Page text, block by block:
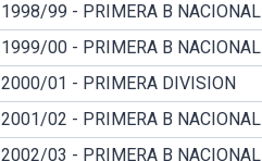
1998/99 - PRIMERA B NACIONAL
1999/00 - PRIMERA B NACIONAL
2000/01 - PRIMERA DIVISION
2001/02 - PRIMERA B NACIONAL
2002/03 - PRIMERA B NACIONAL